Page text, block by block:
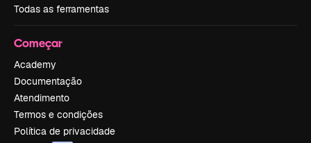
Todas as ferramentas
Começar
Academy
Documentação
Atendimento
Termos e condições
Política de privacidade